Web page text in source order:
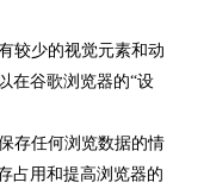
较少的视觉元素和动
在谷歌浏览器的“设
存任何浏览数据的情
占用和提高浏览器的